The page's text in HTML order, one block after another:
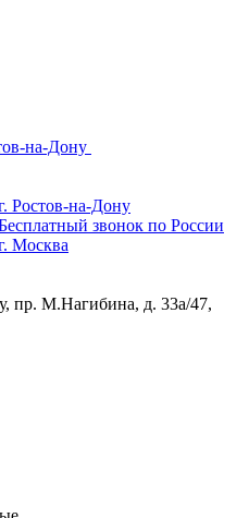
на-Дону
Ростов-на-Дону
звонок по России
Москва
пр. М.Нагибина, д. 33а/47,